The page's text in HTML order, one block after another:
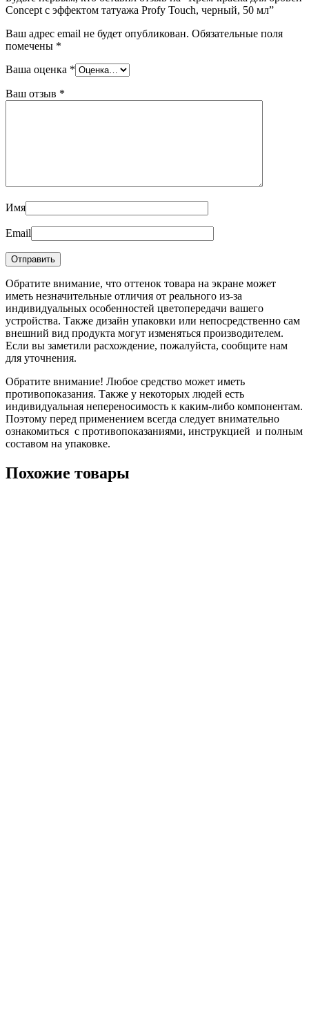
Concept с эффектом татуажа Profy Touch, черный, 50 мл”
Ваш адрес email не будет опубликован. Обязательные поля
помечены *
Ваша оценка *
Ваш отзыв *
Имя
Email
Обратите внимание, что оттенок товара на экране может
иметь незначительные отличия от реального из-за
индивидуальных особенностей цветопередачи вашего
устройства. Также дизайн упаковки или непосредственно сам
внешний вид продукта могут изменяться производителем.
Если вы заметили расхождение, пожалуйста, сообщите нам
для уточнения.
Обратите внимание! Любое средство может иметь
противопоказания. Также у некоторых людей есть
индивидуальная непереносимость к каким-либо компонентам.
Поэтому перед применением всегда следует внимательно
ознакомиться с противопоказаниями, инструкцией и полным
составом на упаковке.
Похожие товары